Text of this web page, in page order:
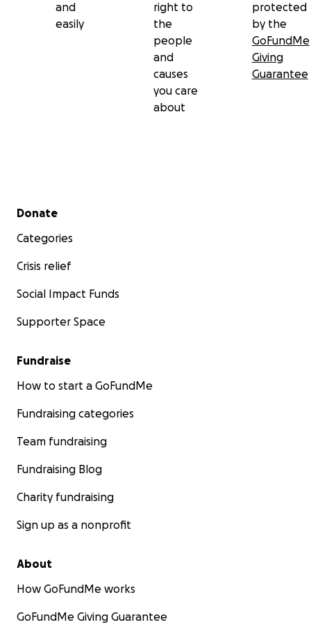
and
easily
right to
the
people
and
causes
you care
about
protected
by the
GoFundMe
Giving
Guarantee
Secondary menu
Donate
Categories
Crisis relief
Social Impact Funds
Supporter Space
Fundraise
How to start a GoFundMe
Fundraising categories
Team fundraising
Fundraising Blog
Charity fundraising
Sign up as a nonprofit
About
How GoFundMe works
GoFundMe Giving Guarantee